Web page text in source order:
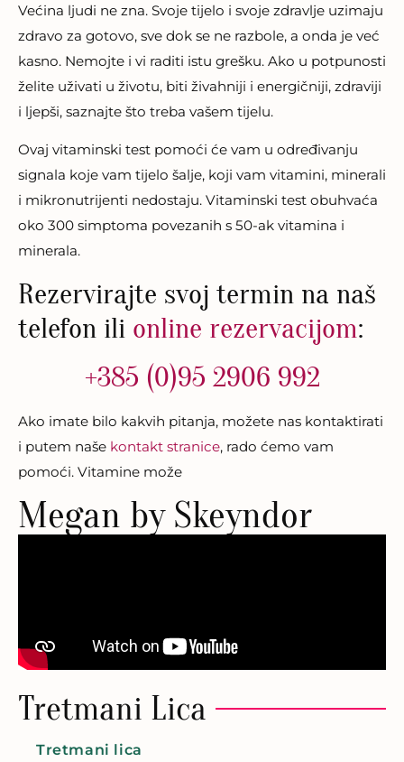
Većina ljudi ne zna. Svoje tijelo i svoje zdravlje uzimaju
zdravo za gotovo, sve dok se ne razbole, a onda je već
kasno. Nemojte i vi raditi istu grešku. Ako u potpunosti
želite uživati u životu, biti živahniji i energičniji, zdraviji
i ljepši, saznajte što treba vašem tijelu.
Ovaj vitaminski test pomoći će vam u određivanju
signala koje vam tijelo šalje, koji vam vitamini, minerali
i mikronutrijenti nedostaju. Vitaminski test obuhvaća
oko 300 simptoma povezanih s 50-ak vitamina i
minerala.
Rezervirajte svoj termin na naš
telefon ili online rezervacijom:
+385 (0)95 2906 992
Ako imate bilo kakvih pitanja, možete nas kontaktirati
i putem naše kontakt stranice, rado ćemo vam
pomoći. Vitamine može
Megan by Skeyndor
Tretmani Lica
Tretmani lica